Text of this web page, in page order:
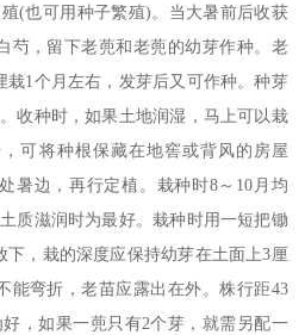
(也可用种子繁殖)。当大暑前后收获
芍，留下老蔸和老蔸的幼芽作种。老
1个月左右，发芽后又可作种。种芽
收种时，如果土地润湿，马上可以栽
可将种根保藏在地窖或背风的房屋
暑边，再行定植。栽种时8～10月均
质滋润时为最好。栽种时用一短把锄
，栽的深度应保持幼芽在土面上3厘
能弯折，老苗应露出在外。株行距43
，如果一蔸只有2个芽，就需另配一